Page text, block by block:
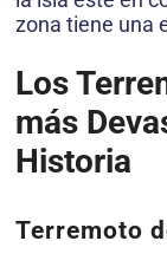
zona tiene una
Los
más
Historia
Terremoto